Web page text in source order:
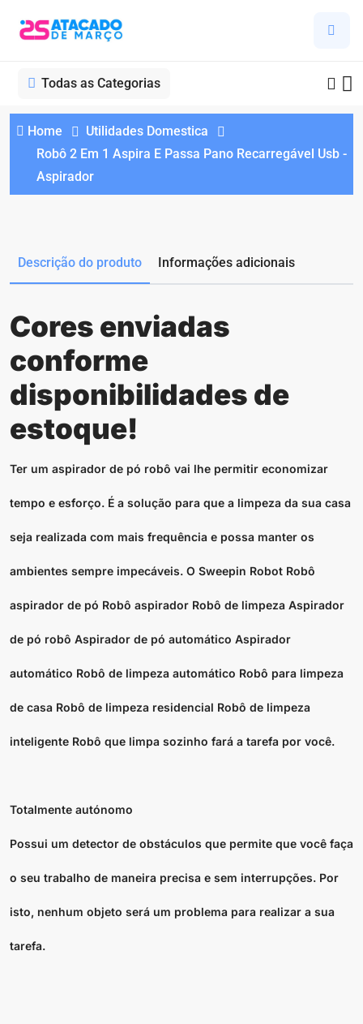
Todas as Categorias
Home
Utilidades Domestica
Robô 2 Em 1 Aspira E Passa Pano Recarregável Usb -
Aspirador
Descrição do produto Informações adicionais
Cores enviadas
conforme
disponibilidades de
estoque!
Ter um aspirador de pó robô vai lhe permitir economizar
tempo e esforço. É a solução para que a limpeza da sua casa
seja realizada com mais frequência e possa manter os
ambientes sempre impecáveis. O Sweepin Robot Robô
aspirador de pó Robô aspirador Robô de limpeza Aspirador
de pó robô Aspirador de pó automático Aspirador
automático Robô de limpeza automático Robô para limpeza
de casa Robô de limpeza residencial Robô de limpeza
inteligente Robô que limpa sozinho fará a tarefa por você.
Totalmente autónomo
Possui um detector de obstáculos que permite que você faça
o seu trabalho de maneira precisa e sem interrupções. Por
isto, nenhum objeto será um problema para realizar a sua
tarefa.